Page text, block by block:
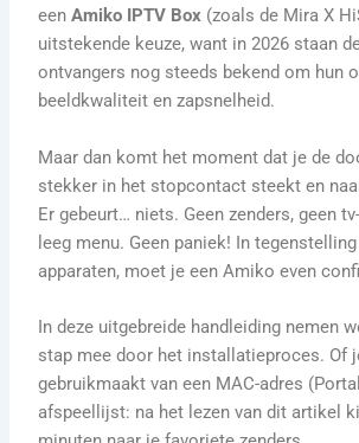
eenAmiko IPTV Box (zoals de Mira X
uitstekende keuze, want in 2026 staan
ontvangers nog steeds bekend om hun
beeldkwaliteit en zapsnelheid.
Maar dan komt het moment dat je de
stekker in het stopcontact steekt en
Er gebeurt… niets. Geen zenders, geen
leeg menu. Geen paniek! In
apparaten, moet je een Amiko even
In deze uitgebreide handleiding nemen
stap mee door het installatieproces. Of
gebruikmaakt van een MAC-adres
afspeellijst: na het lezen van dit artikel